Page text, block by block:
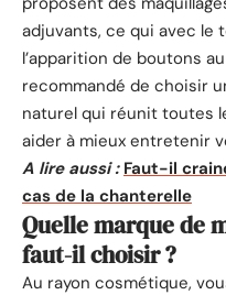
adjuvants, ce qui avec le
l’apparition de boutons
recommandé de choisir
naturel qui réunit toutes
aider à mieux entretenir
A lire aussi : Faut-il
cas de la chanterelle
Quelle marque de
faut-il choisir ?
Au rayon cosmétique,